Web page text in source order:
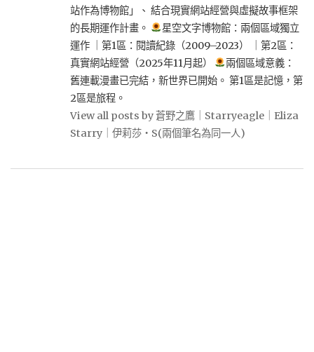
站作為博物館」、 結合現實網站經營與虛擬故事框架
的長期運作計畫。
星空文字博物館：兩個區域獨立
運作 ｜第1區：閱讀紀錄（2009–2023） ｜第2區：
真實網站經營（2025年11月起）
兩個區域意義：
舊連載漫畫已完結，新世界已開始。 第1區是記憶，第
2區是旅程。
View all posts by 蒼野之鷹｜Starryeagle｜Eliza
Starry｜伊莉莎・S(兩個筆名為同一人)